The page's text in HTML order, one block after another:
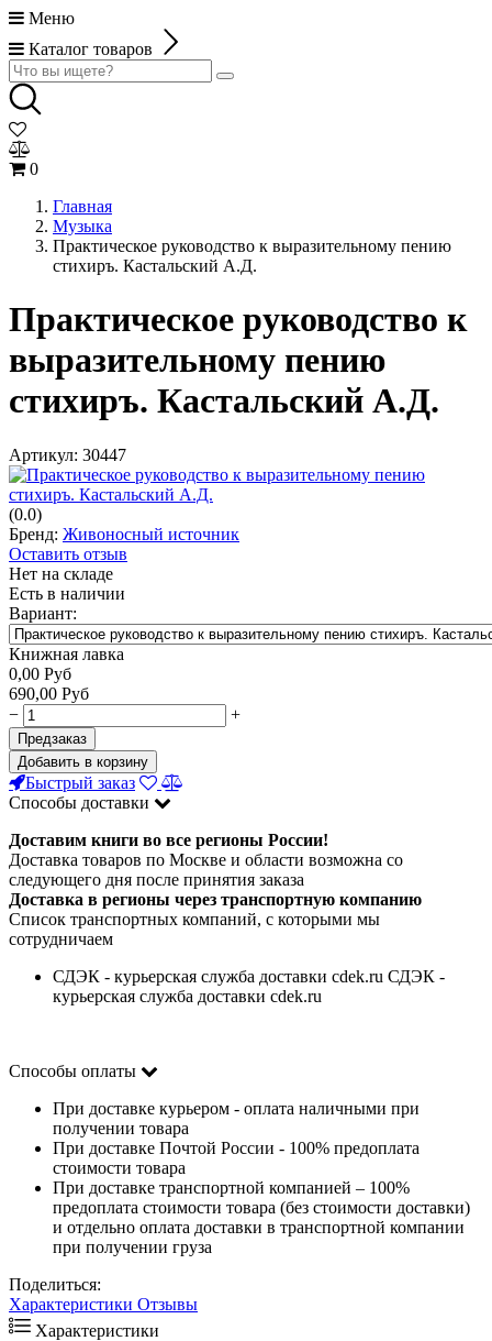
Меню
Каталог товаров
0
Главная
Музыка
Практическое руководство к выразительному пению
стихиръ. Кастальский А.Д.
Практическое руководство к
выразительному пению
стихиръ. Кастальский А.Д.
Артикул: 30447
(0.0)
Бренд: Живоносный источник
Оставить отзыв
Нет на складе
Есть в наличии
Вариант:
Книжная лавка
0,00 Руб
690,00 Руб
−
+
Предзаказ
Добавить в корзину
Быстрый заказ
Способы доставки
Доставим книги во все регионы России!
Доставка товаров по Москве и области возможна со
следующего дня после принятия заказа
Доставка в регионы через транспортную компанию
Список транспортных компаний, с которыми мы
сотрудничаем
СДЭК - курьерская служба доставки cdek.ru СДЭК -
курьерская служба доставки cdek.ru
Способы оплаты
При доставке курьером - оплата наличными при
получении товара
При доставке Почтой России - 100% предоплата
стоимости товара
При доставке транспортной компанией – 100%
предоплата стоимости товара (без стоимости доставки)
и отдельно оплата доставки в транспортной компании
при получении груза
Поделиться:
Характеристики Отзывы
Характеристики